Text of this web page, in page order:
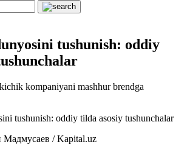
tushunish: oddiy
kompaniyani mashhur brendga
/ Kapital.uz